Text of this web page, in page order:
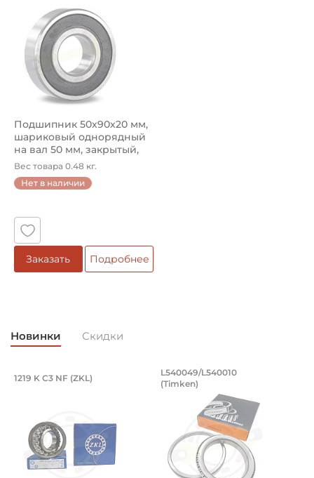
Подшипник 50х90х20 мм,
шариковый однорядный
на вал 50 мм, закрытый,
улу...
Вес товара 0.48 кг.
Нет в наличии
Заказать Подробнее
Новинки Скидки
Подшипник 95х170х32 мм, шариковый
Подшипник 95х170х32 мм, шариковый двухрядный,
1219 K C3 NF (ZKL) Подшипник
Подшипник
L540049/L540010
(Timken)